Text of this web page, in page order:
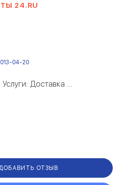
24.RU
04-20
Доставка ...
ДОБАВИТЬ ОТЗЫВ